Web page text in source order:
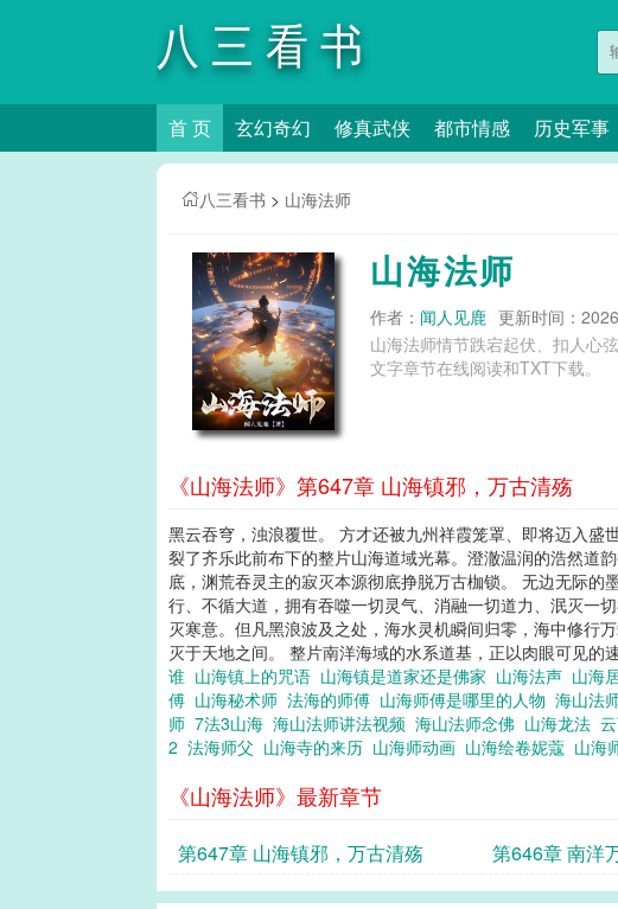
八三看书
首 页 玄幻奇幻 修真武侠 都市情感 历史军事
八三看书 > 山海法师
山海法师
作者： 闻人见鹿 更新时间：
山海法师情节跌宕起伏、扣人心
文字章节在线阅读和TXT下载。
《山海法师》第647章 山海镇邪，万古清殇
黑云吞穹，浊浪覆世。 方才还被九州祥霞笼罩、即将迈入
裂了齐乐此前布下的整片山海道域光幕。澄澈温润的浩然道
底，渊荒吞灵主的寂灭本源彻底挣脱万古枷锁。 无边无际
行、不循大道，拥有吞噬一切灵气、消融一切道力、泯灭一
灭寒意。但凡黑浪波及之处，海水灵机瞬间归零，海中修行
灭于天地之间。 整片南洋海域的水系道基，正以肉眼可见的
谁 山海镇上的咒语 山海镇是道家还是佛家 山海法声 山海
傅 山海秘术师 法海的师傅 山海师傅是哪里的人物 海山法
师 7法3山海 海山法师讲法视频 海山法师念佛 山海龙法
2 法海师父 山海寺的来历 山海师动画 山海绘卷妮蔻 山海
《山海法师》最新章节
第647章 山海镇邪，万古清殇 第646章 南洋